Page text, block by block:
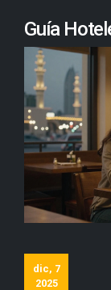
Guía
dic, 7
2025